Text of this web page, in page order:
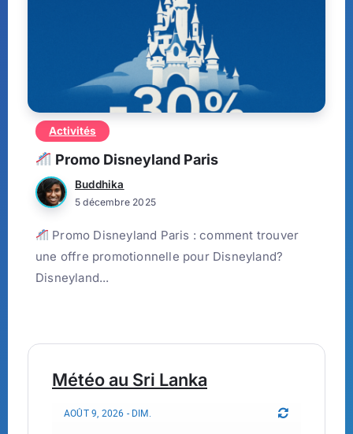
Activités
Promo Disneyland Paris
Buddhika
5 décembre 2025
Promo Disneyland Paris : comment trouver
une offre promotionnelle pour Disneyland?
Disneyland...
Météo au Sri Lanka
AOÛT 9, 2026 - DIM.